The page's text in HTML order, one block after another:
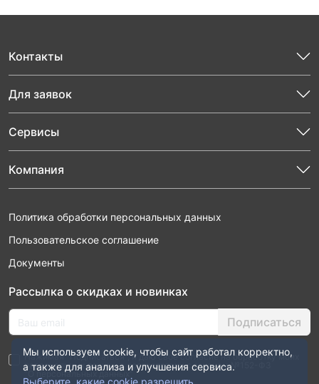
Контакты
Для заявок
Сервисы
Компания
Политика обработки персональных данных
Пользовательское соглашение
Документы
Рассылка о скидках и новинках
Подписаться
Нажимая “Подписаться”, я даю свое согласие на обработку моих
персональных данных в соответствии с законом №152-ФЗ
“О персональных данных”
Мы используем cookie, чтобы сайт работал корректно,
а также для анализа и улучшения сервиса.
Выберите, какие cookie разрешить